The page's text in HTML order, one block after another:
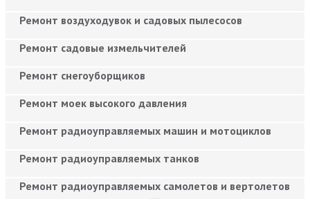
Ремонт воздуходувок и садовых пылесосов
Ремонт садовые измельчителей
Ремонт снегоуборщиков
Ремонт моек высокого давления
Ремонт радиоуправляемых машин и мотоциклов
Ремонт радиоуправляемых танков
Ремонт радиоуправляемых самолетов и вертолетов